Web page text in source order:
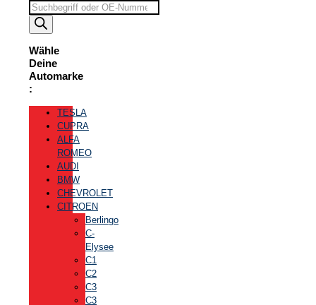
Suchbegriff
eingeben
Wähle
Deine
Automarke
:
TESLA
CUPRA
ALFA
ROMEO
AUDI
BMW
CHEVROLET
CITROEN
Berlingo
C-
Elysee
C1
C2
C3
C3